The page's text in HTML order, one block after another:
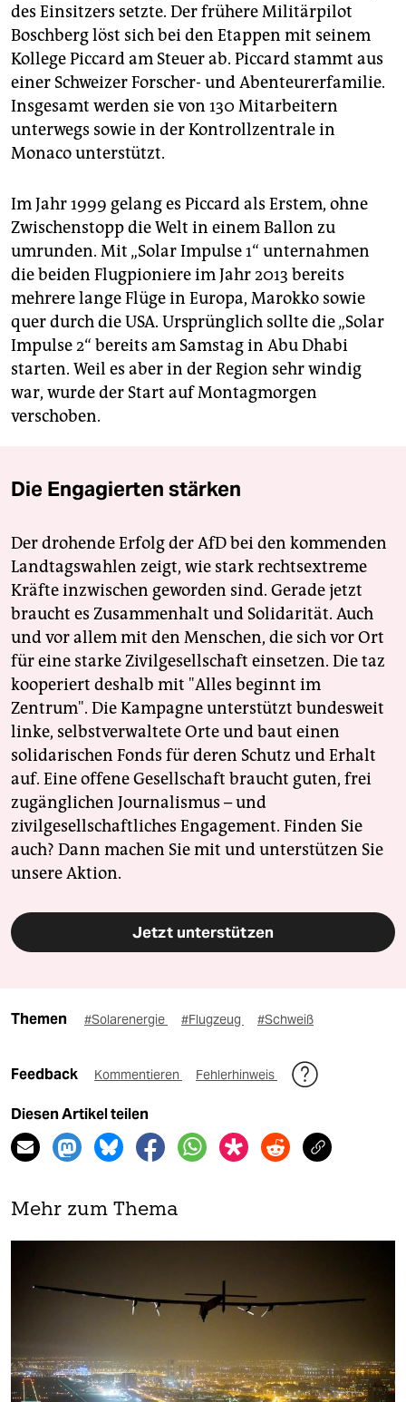
des Einsitzers setzte. Der frühere Militärpilot
Boschberg löst sich bei den Etappen mit seinem
Kollege Piccard am Steuer ab. Piccard stammt aus
einer Schweizer Forscher- und Abenteurerfamilie.
Insgesamt werden sie von 130 Mitarbeitern
unterwegs sowie in der Kontrollzentrale in
Monaco unterstützt.
Im Jahr 1999 gelang es Piccard als Erstem, ohne
Zwischenstopp die Welt in einem Ballon zu
umrunden. Mit „Solar Impulse 1“ unternahmen
die beiden Flugpioniere im Jahr 2013 bereits
mehrere lange Flüge in Europa, Marokko sowie
quer durch die USA. Ursprünglich sollte die „Solar
Impulse 2“ bereits am Samstag in Abu Dhabi
starten. Weil es aber in der Region sehr windig
war, wurde der Start auf Montagmorgen
verschoben.
Die Engagierten stärken
Der drohende Erfolg der AfD bei den kommenden
Landtagswahlen zeigt, wie stark rechtsextreme
Kräfte inzwischen geworden sind. Gerade jetzt
braucht es Zusammenhalt und Solidarität. Auch
und vor allem mit den Menschen, die sich vor Ort
für eine starke Zivilgesellschaft einsetzen. Die taz
kooperiert deshalb mit "Alles beginnt im
Zentrum". Die Kampagne unterstützt bundesweit
linke, selbstverwaltete Orte und baut einen
solidarischen Fonds für deren Schutz und Erhalt
auf. Eine offene Gesellschaft braucht guten, frei
zugänglichen Journalismus – und
zivilgesellschaftliches Engagement. Finden Sie
auch? Dann machen Sie mit und unterstützen Sie
unsere Aktion.
Jetzt unterstützen
Themen #Solarenergie #Flugzeug #Schweiß
Feedback Kommentieren Fehlerhinweis
Diesen Artikel teilen
Mehr zum Thema